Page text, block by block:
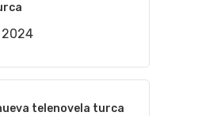
2024
telenovela turca